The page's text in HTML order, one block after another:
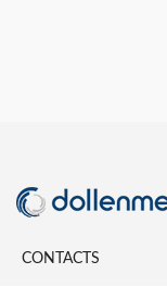
CONTACTS